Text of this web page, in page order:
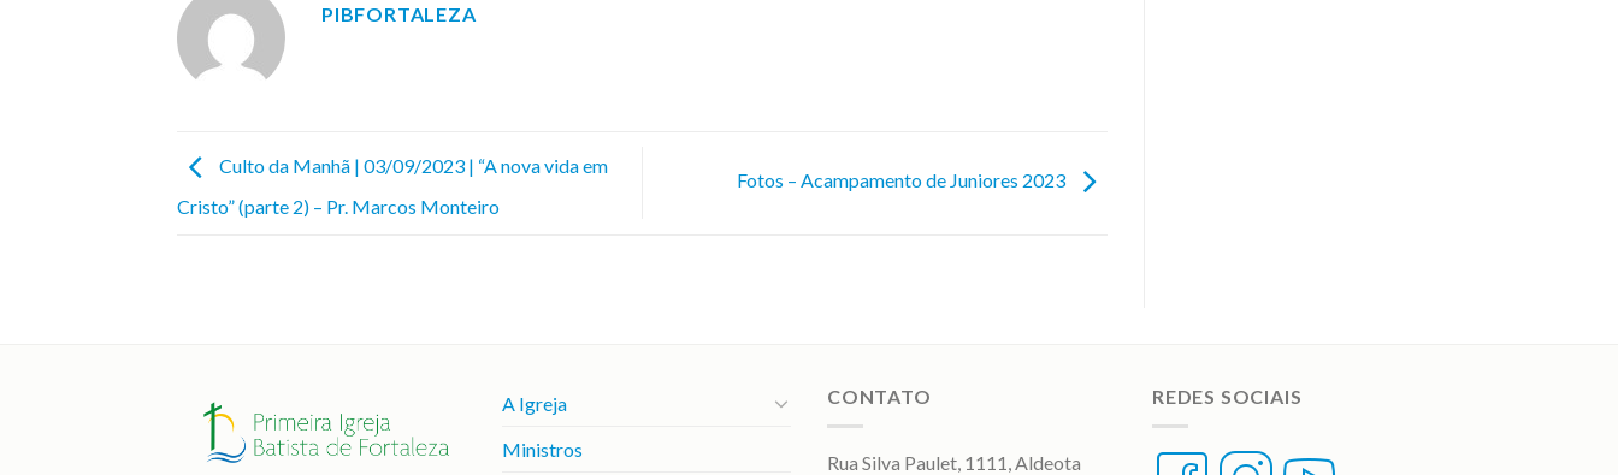
PIBFORTALEZA
Culto da Manhã | 03/09/2023 | “A nova vida em
Cristo” (parte 2) – Pr. Marcos Monteiro
Fotos – Acampamento de Juniores 2023
A Igreja
Ministros
CONTATO
Rua Silva Paulet, 1111, Aldeota
REDES SOCIAIS